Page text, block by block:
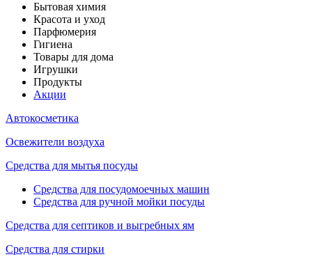
Бытовая химия
Красота и уход
Парфюмерия
Гигиена
Товары для дома
Игрушки
Продукты
Акции
Автокосметика
Освежители воздуха
Средства для мытья посуды
Средства для посудомоечных машин
Средства для ручной мойки посуды
Средства для септиков и выгребных ям
Средства для стирки